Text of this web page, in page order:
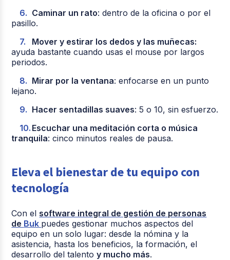
Caminar un rato: dentro de la oficina o por el
pasillo.
Mover y estirar los dedos y las muñecas:
ayuda bastante cuando usas el mouse por largos
periodos.
Mirar por la ventana: enfocarse en un punto
lejano.
Hacer sentadillas suaves: 5 o 10, sin esfuerzo.
Escuchar una meditación corta o música
tranquila: cinco minutos reales de pausa.
Eleva el bienestar de tu equipo con
tecnología
Con el software integral de gestión de personas
de Buk puedes gestionar muchos aspectos del
equipo en un solo lugar: desde la nómina y la
asistencia, hasta los beneficios, la formación, el
desarrollo del talentoy mucho más.